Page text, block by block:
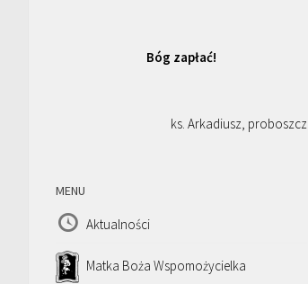
Bóg zapłać!
ks. Arkadiusz, proboszcz
MENU
Aktualności
Matka Boża Wspomożycielka